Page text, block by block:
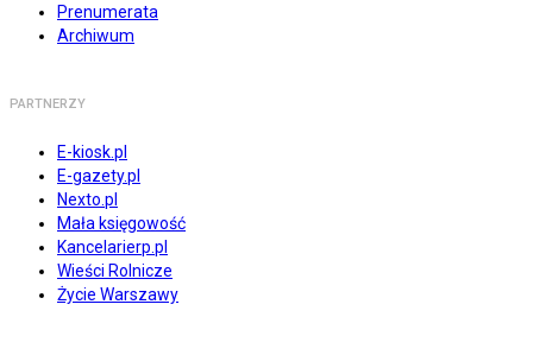
Prenumerata
Archiwum
PARTNERZY
E-kiosk.pl
E-gazety.pl
Nexto.pl
Mała księgowość
Kancelarierp.pl
Wieści Rolnicze
Życie Warszawy